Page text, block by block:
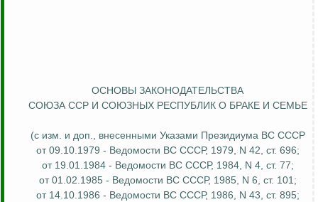
ОСНОВЫ ЗАКОНОДАТЕЛЬСТВА
СОЮЗА ССР И СОЮЗНЫХ РЕСПУБЛИК О БРАКЕ И СЕМЬЕ
(с изм. и доп., внесенными Указами Президиума ВС СССР
от 09.10.1979 - Ведомости ВС СССР, 1979, N 42, ст. 696;
от 19.01.1984 - Ведомости ВС СССР, 1984, N 4, ст. 77;
от 01.02.1985 - Ведомости ВС СССР, 1985, N 6, ст. 101;
от 14.10.1986 - Ведомости ВС СССР, 1986, N 43, ст. 895;